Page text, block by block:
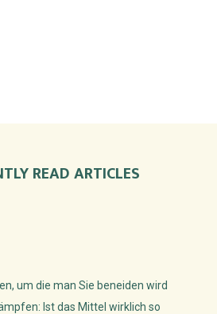
READ ARTICLES
um die man Sie beneiden wird
Ist das Mittel wirklich so